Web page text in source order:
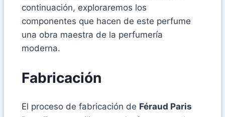
continuación, exploraremos los
componentes que hacen de este perfume
una obra maestra de la perfumería
moderna.
Fabricación
El proceso de fabricación de Féraud Paris